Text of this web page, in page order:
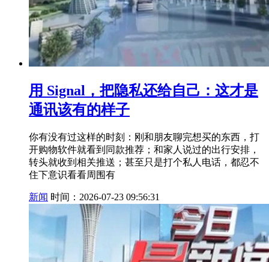
用 Signal，把隐私还给自己：这才是
通讯该有的样子
你有没有过这样的时刻：刚和朋友聊完想买的东西，打
开购物软件就看到同款推荐；和家人说过的出行安排，
转头就收到相关推送；甚至只是打个私人电话，都忍不
住下意识看看周围有
新闻 时间：2026-07-23 09:56:31